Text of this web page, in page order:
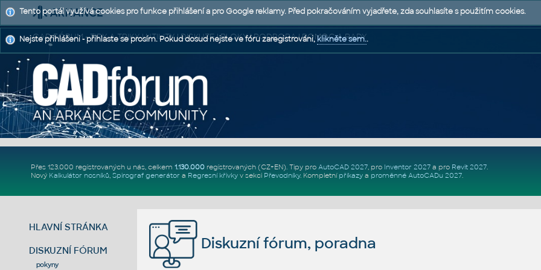
CAD FÓRUM - TIPY A TRIKY | UTILITY | DISKUZE | BLOKY | PODPORA | POMOC A RADY
Přes 123.000 registrovaných u nás, celkem 1.130.000registrovaných (CZ+EN). Tipy pro AutoCAD 2027, pro Inventor 2027a pro Revit 2027.
Nový Kalkulátor nosníků, Spirograf generátor a Regresní křivkyv sekci Převodníky. Kompletní příkazya proměnné AutoCADu 2027.
HLAVNÍ STRÁNKA
DISKUZNÍ FÓRUM
pokyny
Diskuzní fórum, poradna
Tento portál využívá cookies pro funkce přihlášení a pro Google reklamy. Před pokračováním vyjadřete, zda souhlasíte s použitím cookies.
Nejste přihlášeni - přihlaste se prosím. Pokud dosud nejste ve fóru zaregistrováni,klikněte sem..